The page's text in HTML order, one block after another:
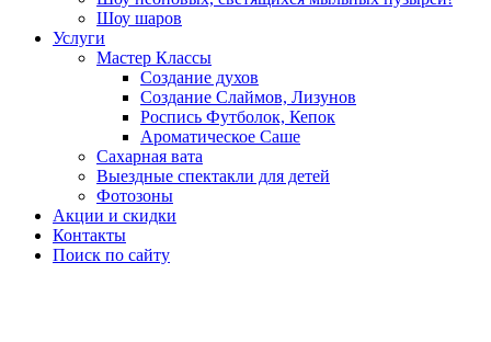
Шоу шаров
Услуги
Мастер Классы
Создание духов
Создание Слаймов, Лизунов
Роспись Футболок, Кепок
Ароматическое Саше
Сахарная вата
Выездные спектакли для детей
Фотозоны
Акции и скидки
Контакты
Поиск по сайту